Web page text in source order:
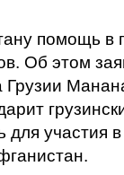
помощь в
Об этом
Грузии
для участия